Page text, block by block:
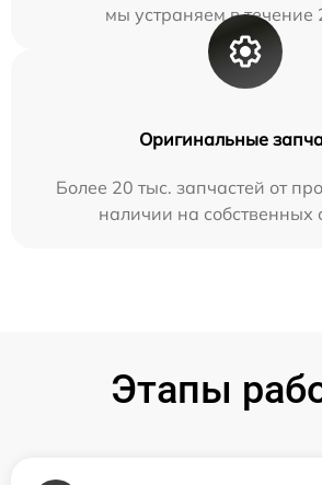
мы устраняем в течение
Оригинальные
Более 20 тыс. запчастей от
наличии на собственных
Этапы